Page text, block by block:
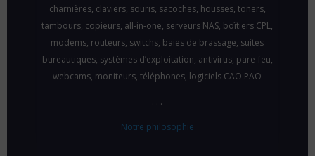
charnières, claviers, souris, sacoches, housses, toners,
tambours, copieurs, all-in-one, serveurs NAS, boîtiers CPL,
modems, routeurs, switchs, baies de brassage, suites
bureautiques, systèmes d’exploitation, antivirus, pare-feu,
webcams, moniteurs, téléphones, logiciels CAO PAO
. . .
Notre philosophie